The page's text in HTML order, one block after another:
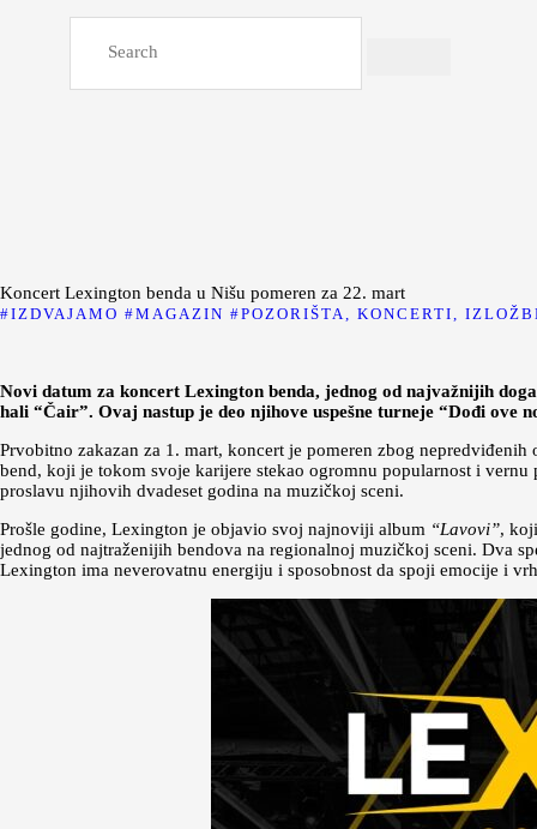
Koncert Lexington benda u Nišu pomeren za 22. mart
IZDVAJAMO MAGAZIN POZORIŠTA, KONCERTI,
Novi datum za koncert Lexington benda, jednog od najvažnijih
hali “Čair”. Ovaj nastup je deo njihove uspešne turneje “Dođi ove
Prvobitno zakazan za 1. mart, koncert je pomeren zbog
bend, koji je tokom svoje karijere stekao ogromnu popularnost i
proslavu njihovih dvadeset godina na muzičkoj sceni.
Prošle godine, Lexington je objavio svoj najnoviji album “Lavovi”,
jednog od najtraženijih bendova na regionalnoj muzičkoj sceni. Dva
Lexington ima neverovatnu energiju i sposobnost da spoji emocije i